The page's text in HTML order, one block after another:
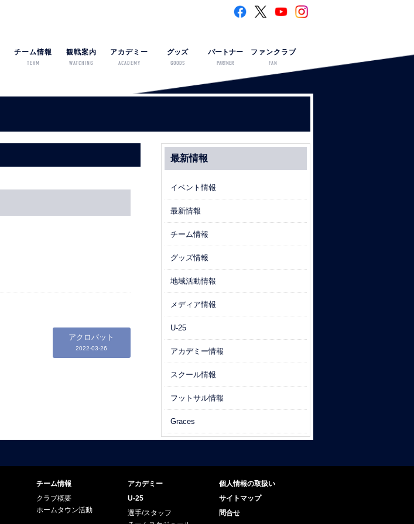
チーム情報
TEAM
観戦案内
WATCHING
アカデミー
ACADEMY
グッズ
GOODS
パートナー
PARTNER
ファンクラブ
FAN
アクロバット
2022-03-26
最新情報
イベント情報
最新情報
チーム情報
グッズ情報
地域活動情報
メディア情報
U-25
アカデミー情報
スクール情報
フットサル情報
Graces
チーム情報
クラブ概要
ホームタウン活動
アカデミー
U-25
選手/スタッフ
個人情報の取扱い
サイトマップ
問合せ